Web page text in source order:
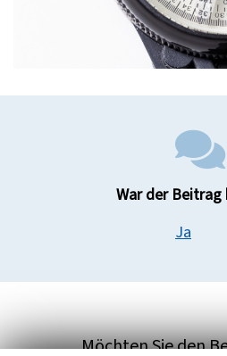
War der Beitrag
Ja
Möchten Sie den